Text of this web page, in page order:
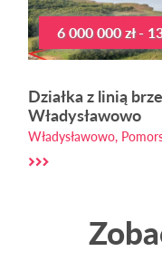
6 000 000 zł -
Działka z linią
Władysławowo
Władysławowo,